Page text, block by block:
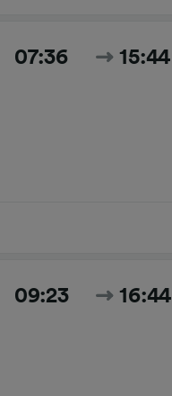
07:36 15:44
09:23 16:44